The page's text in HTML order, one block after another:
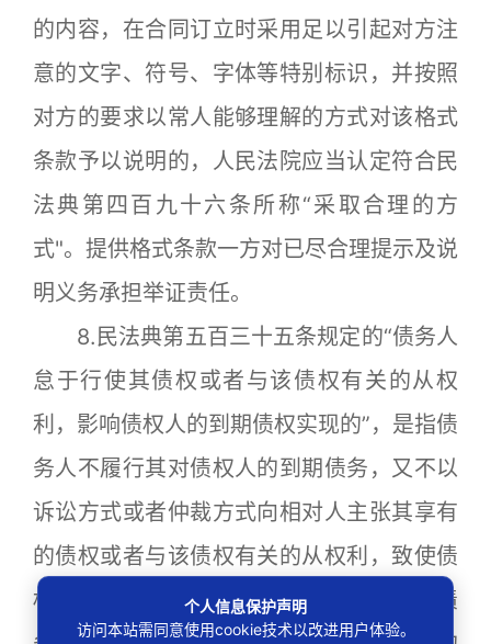
的内容，在合同订立时采用足以引起对方注
意的文字、符号、字体等特别标识，并按照
对方的要求以常人能够理解的方式对该格式
条款予以说明的，人民法院应当认定符合民
法典第四百九十六条所称“采取合理的方
式"。提供格式条款一方对已尽合理提示及说
明义务承担举证责任。
8.民法典第五百三十五条规定的“债务人
怠于行使其债权或者与该债权有关的从权
利，影响债权人的到期债权实现的”，是指债
务人不履行其对债权人的到期债务，又不以
诉讼方式或者仲裁方式向相对人主张其享有
的债权或者与该债权有关的从权利，致使债
权人的到期债权未能实现。相对人不认为债
个人信息保护声明
访问本站需同意使用cookie技术以改进用户体验。